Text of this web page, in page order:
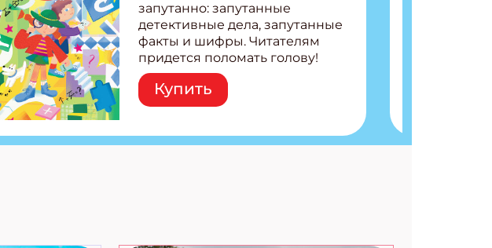
запутанно: запутанные
детективные дела, запутанные
факты и шифры. Читателям
придется поломать голову!
Внутри: Шифры и
расшифровки Плетем
запутанные поделки
Ищем коды 3 комикса
Купить